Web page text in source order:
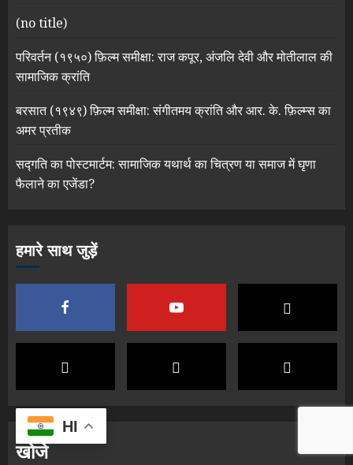
(no title)
परिवर्तन (१९५०) फ़िल्म समीक्षा: राज कपूर, अंजलि देवी और मोतीलाल की
सामाजिक क्रांति
बरसात (१९४९) फ़िल्म समीक्षा: संगीतमय क्रांति और आर. के. फ़िल्म्स का
अमर प्रतीक
सद्गति का पोस्टमार्टम: सामाजिक यथार्थ का चित्रण या समाज में घृणा
फैलाने का एजेंडा?
हमारे साथ जुड़ें
खोजे
HI